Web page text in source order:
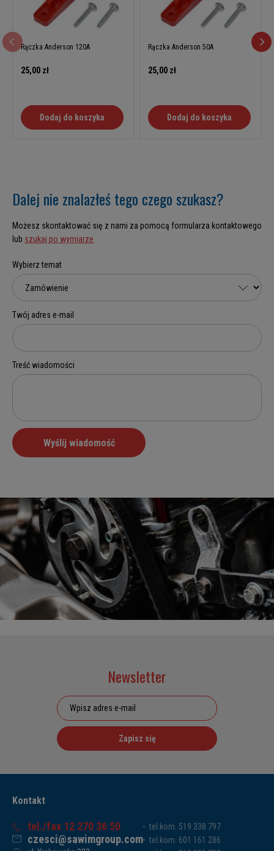
Rączka Anderson 120A
25,00 zł
Dodaj do koszyka
Rączka Anderson 50A
25,00 zł
Dodaj do koszyka
Dalej nie znalazłeś tego czego szukasz?
Możesz skontaktować się z nami za pomocą formularza kontaktowego
lub szukaj po wymiarze
Newsletter
Zapisz się
Kontakt
tel./fax 12 270 36 50
czesci@sawimgroup.com
tel.kom. 519 338 797
tel.kom. 601 161 286